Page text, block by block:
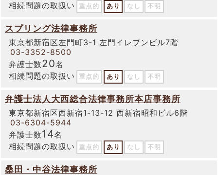
相続問題の取扱い
重点的 あり なし 不明
スプリング法律事務所
東京都新宿区左門町3-1 左門イレブンビル7階
03-3352-8500
弁護士数20名
相続問題の取扱い
重点的 あり なし 不明
弁護士法人大西総合法律事務所本店事務所
東京都新宿区西新宿1-13-12 西新宿昭和ビル6階
03-6304-5944
弁護士数14名
相続問題の取扱い
重点的 あり なし 不明
桑田・中谷法律事務所